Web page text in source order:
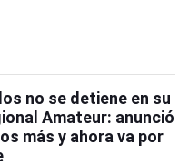
no se detiene en su
Amateur: anunció
más y ahora va por